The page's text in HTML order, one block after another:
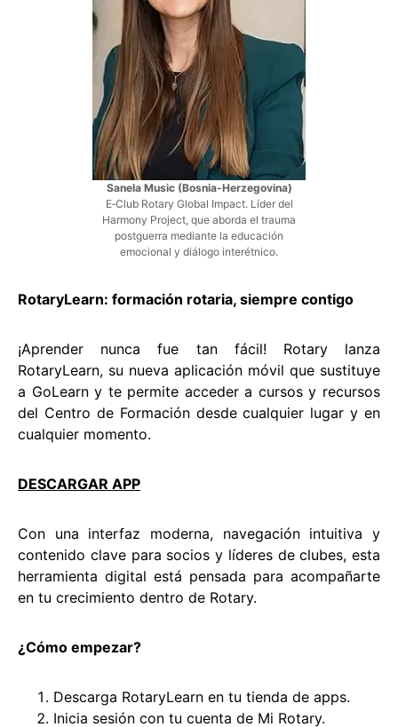
Sanela Music (Bosnia-Herzegovina)
E‑Club Rotary Global Impact. Líder del
Harmony Project, que aborda el trauma
postguerra mediante la educación
emocional y diálogo interétnico.
RotaryLearn: formación rotaria, siempre contigo
¡Aprender nunca fue tan fácil! Rotary lanza
RotaryLearn, su nueva aplicación móvil que sustituye
a GoLearn y te permite acceder a cursos y recursos
del Centro de Formación desde cualquier lugar y en
cualquier momento.
DESCARGAR APP
Con una interfaz moderna, navegación intuitiva y
contenido clave para socios y líderes de clubes, esta
herramienta digital está pensada para acompañarte
en tu crecimiento dentro de Rotary.
¿Cómo empezar?
Descarga RotaryLearn en tu tienda de apps.
Inicia sesión con tu cuenta de Mi Rotary.